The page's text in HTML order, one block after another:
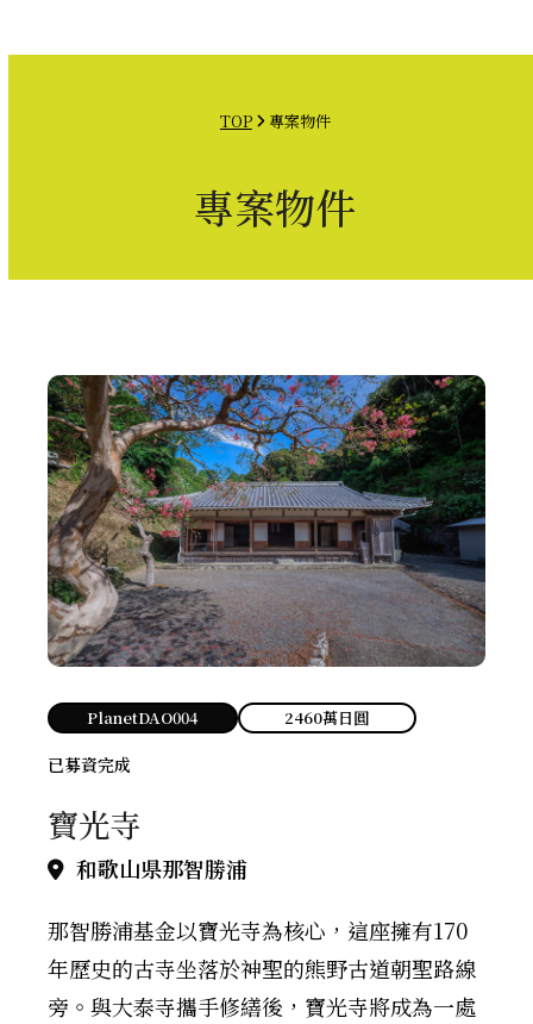
to mobile
mobile
TOP 專案物件
專案物件
PlanetDAO004 2460萬日圓
已募資完成
寶光寺
和歌山県那智勝浦
那智勝浦基金以寶光寺為核心，這座擁有170
年歷史的古寺坐落於神聖的熊野古道朝聖路線
旁。與大泰寺攜手修繕後，寶光寺將成為一處